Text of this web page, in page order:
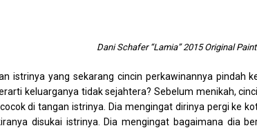
Dani Schafer “Lamia” 2015 Original
istrinya yang sekarang cincin perkawinannya pindah
keluarganya tidak sejahtera? Sebelum menikah,
di tangan istrinya. Dia mengingat dirinya pergi ke
disukai istrinya. Dia mengingat bagaimana dia